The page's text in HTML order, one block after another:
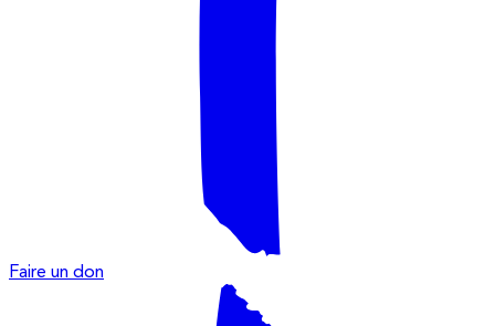
Faire un don